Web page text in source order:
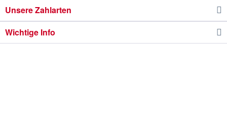
Unsere Zahlarten
Wichtige Info